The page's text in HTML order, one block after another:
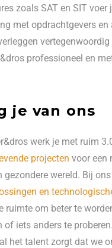
zoals SAT en SIT voer
met opdrachtgevers en
vertegenwoordig
professioneel en
je van ons
werk je met ruim
projecten voor een
gezondere wereld. Bij
en
ruimte om beter te
of iets anders te
het talent zorgt dat we